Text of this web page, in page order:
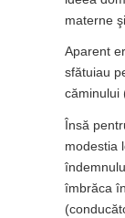
materne
Aparent
sfătuiau
căminului
Însă
modestia
îmbrăca